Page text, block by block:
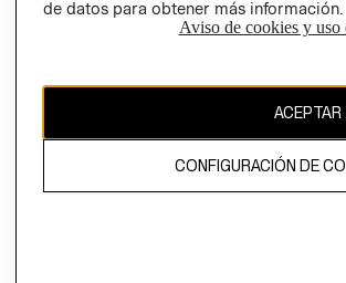
propiedad de H&M Hennes & Mauritz AB.
de datos para obtener más información.
Aviso de cookies y uso
CONFIGURACIÓN DE